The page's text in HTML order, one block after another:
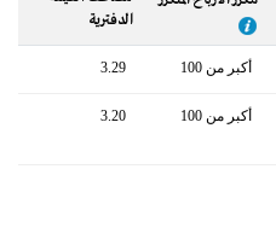
الدفترية
أكبر من 100 3.29
أكبر من 100 3.20